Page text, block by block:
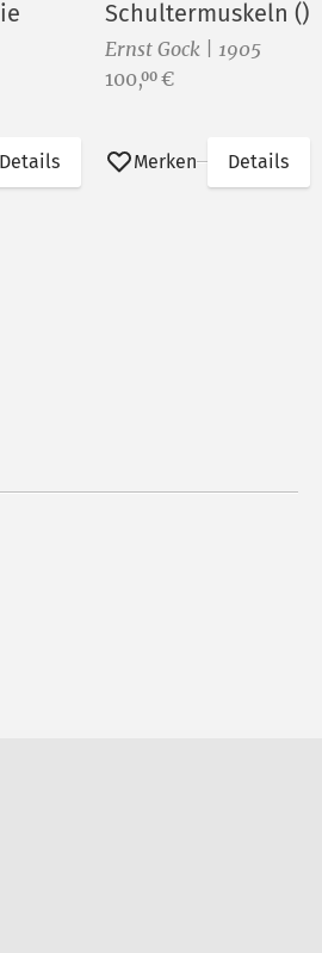
Details
Schultermuskeln ()
Ernst Gock | 1905
Preis:
100,00 €
Merken Details